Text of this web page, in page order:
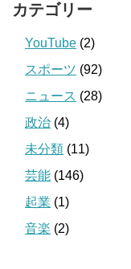
カテゴリー
YouTube (2)
スポーツ (92)
ニュース (28)
政治 (4)
未分類 (11)
芸能 (146)
起業 (1)
音楽 (2)